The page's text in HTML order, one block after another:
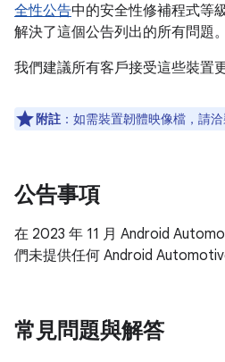
全性公告中的安全性修補程式等
解決了這個公告列出的所有問題。
我們建議所有客戶接受這些裝置更
附註 ：如需裝置韌體映像檔，請洽
公告事項
在 2023 年 11 月 Android
們未提供任何 Android
常見問題與解答